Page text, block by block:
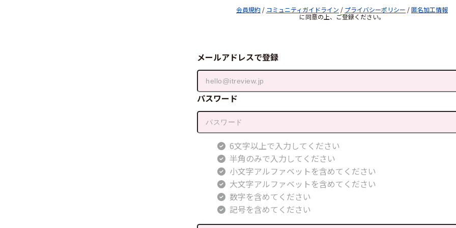
会員規約 / コミュニティガイドライン / プライバシーポリシー /匿名加工情報
に同意の上、ご登録ください。
メールアドレスで登録
パスワード
6文字以上で入力してください
半角のみで入力してください
小文字アルファベットを含めてください
大文字アルファベットを含めてください
数字を含めてください
記号を含めてください